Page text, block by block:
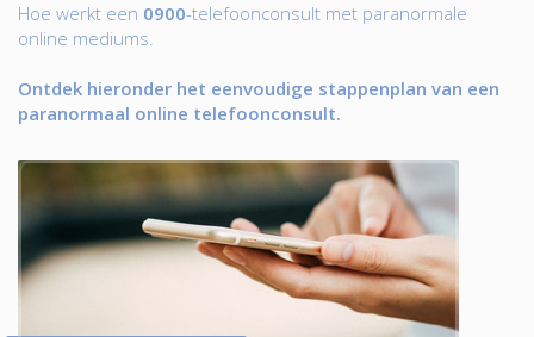
Hoe werkt een 0900-telefoonconsult met paranormale
online mediums.
Ontdek hieronder het eenvoudige stappenplan van een
paranormaal online telefoonconsult.